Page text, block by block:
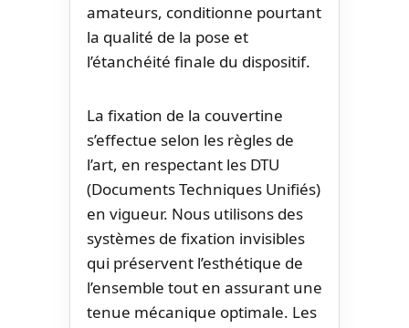
amateurs, conditionne pourtant
la qualité de la pose et
l’étanchéité finale du dispositif.
La fixation de la couvertine
s’effectue selon les règles de
l’art, en respectant les DTU
(Documents Techniques Unifiés)
en vigueur. Nous utilisons des
systèmes de fixation invisibles
qui préservent l’esthétique de
l’ensemble tout en assurant une
tenue mécanique optimale. Les